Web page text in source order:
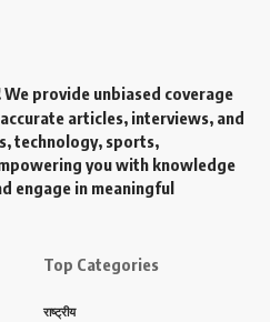
provide unbiased coverage
articles, interviews, and
technology, sports,
you with knowledge
engage in meaningful
Top Categories
राष्ट्रीय